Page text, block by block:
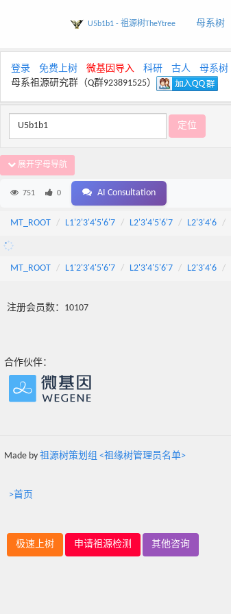
U5b1b1 - 祖源树TheYtree 母系树
登录 免费上树 微基因导入 科研 古人
母系树
母系祖源研究群（Q群923891525）
展开字母导航
751 0 AI Consultation
MT_ROOT L1'2'3'4'5'6'7 L2'3'4'5'6'7 L2'3'4'6
MT_ROOT L1'2'3'4'5'6'7 L2'3'4'5'6'7 L2'3'4'6
注册会员数：10107
合作伙伴：
Made by 祖源树策划组 <祖缘树管理员名单>
>首页
极速上树 申请祖源检测 其他咨询